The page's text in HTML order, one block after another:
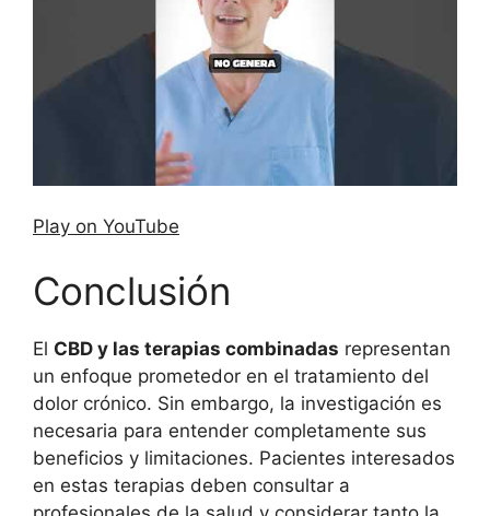
Play on YouTube
Conclusión
El CBD y las terapias combinadas representan
un enfoque prometedor en el tratamiento del
dolor crónico. Sin embargo, la investigación es
necesaria para entender completamente sus
beneficios y limitaciones. Pacientes interesados
en estas terapias deben consultar a